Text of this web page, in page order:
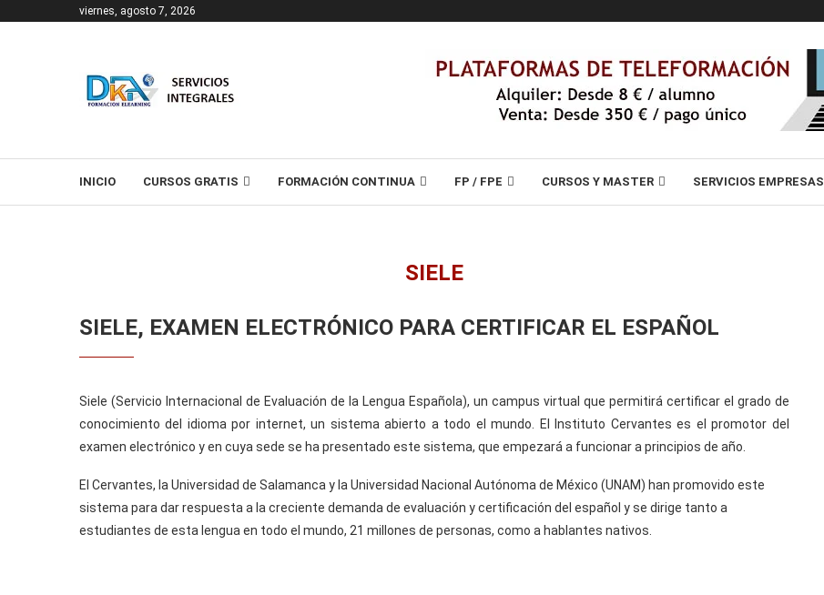
viernes, agosto 7, 2026
INICIO CURSOS GRATIS FORMACIÓN CONTINUA FP / FPE CURSOS Y MASTER SERVICIOS EMPRESAS
SIELE
SIELE, EXAMEN ELECTRÓNICO PARA CERTIFICAR EL ESPAÑOL
Siele (Servicio Internacional de Evaluación de la Lengua Española), un campus virtual que permitirá certificar el grado de
conocimiento del idioma por internet, un sistema abierto a todo el mundo. El Instituto Cervantes es el promotor del
examen electrónico y en cuya sede se ha presentado este sistema, que empezará a funcionar a principios de año.
El Cervantes, la Universidad de Salamanca y la Universidad Nacional Autónoma de México (UNAM) han promovido este
sistema para dar respuesta a la creciente demanda de evaluación y certificación del español y se dirige tanto a
estudiantes de esta lengua en todo el mundo, 21 millones de personas, como a hablantes nativos.